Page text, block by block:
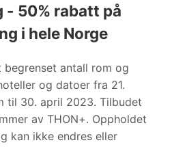
- 50% rabatt på
i hele Norge
antall rom og
og datoer fra 21.
til 30. april 2023. Tilbudet
av THON+. Oppholdet
kan ikke endres eller